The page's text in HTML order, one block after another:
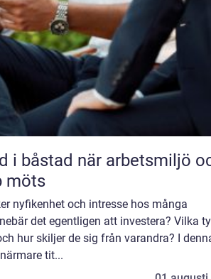
och
möts
nyfikenhet och intresse hos många
det egentligen att investera? Vilka
hur skiljer de sig från varandra? I
tit...